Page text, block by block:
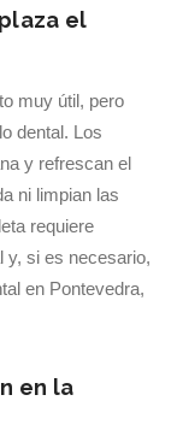
el
muy útil, pero
dental. Los
y refrescan el
ni limpian las
requiere
y, si es necesario,
en Pontevedra,
en la